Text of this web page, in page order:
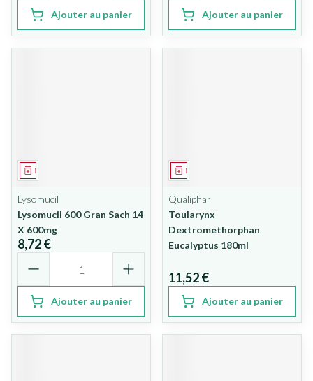
Ajouter au panier Ajouter au panier
Médicament
Lysomucil
Lysomucil 600 Gran Sach 14
X 600mg
8,72 €
Ajouter au panier
Médicament
Qualiphar
Toularynx
Dextromethorphan
Eucalyptus 180ml
11,52 €
Ajouter au panier